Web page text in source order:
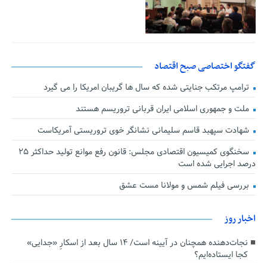
گفتگو اختصاصی صبح اقتصاد
ترامپ مرتکب جنایتی شده که سال ها گریبان امریکا را می گیرد
ملت و جمهوری اسلامی ایران قربانی تروریسم هستند
شهادت سپهبد قاسم سلیمانی نشانگر خوی تروریستی آمریکاست
سخنگوی کمیسیون اقتصادی مجلس: قانون رفع موانع تولید حداکثر ۲۵
درصد اجرایی شده است
بررسی فیلم شمس و مولانا مست عشق
اخبار روز
نجات‌دهنده‌ همچنان در آیینه است/ ۱۴ سال بعد از اسکارِ «جدایی»
کجا ایستاده‌ایم؟